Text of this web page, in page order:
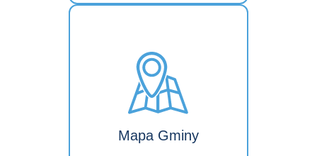
Mapa Gminy